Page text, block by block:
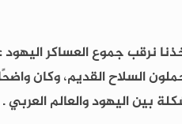
نرقب جموع العساكر اليهود
السلاح القديم، وكان
بين اليهود والعالم العربي .